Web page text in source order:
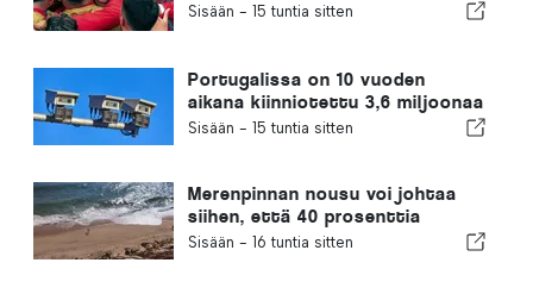
Sisään - 15 tuntia sitten
Portugalissa on 10 vuoden
aikana kiinniotettu 3,6 miljoonaa
ylinopeutta ajanutta kuljettajaa
Sisään - 15 tuntia sitten
Merenpinnan nousu voi johtaa
siihen, että 40 prosenttia
Portugalin rannoista katoaa
Sisään - 16 tuntia sitten